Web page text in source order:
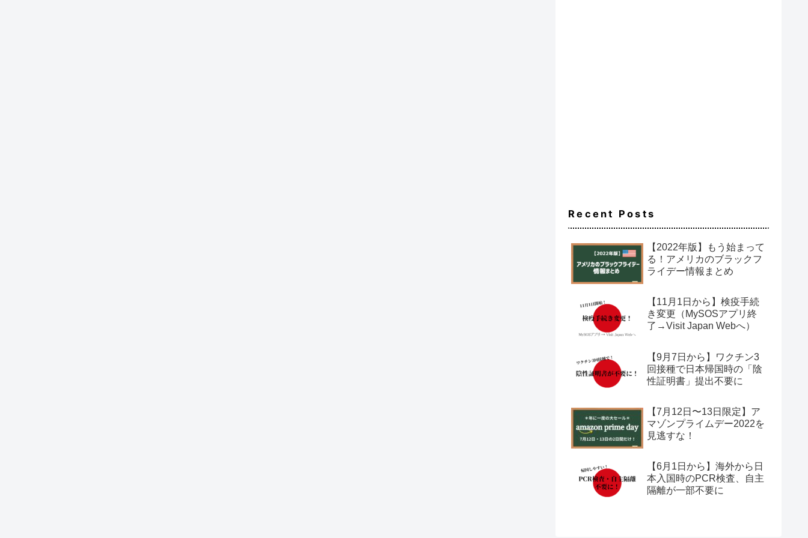
Recent Posts
【2022年版】もう始まって
る！アメリカのブラックフ
ライデー情報まとめ
【11月1日から】検疫手続
き変更（MySOSアプリ終
了→Visit Japan Webへ）
【9月7日から】ワクチン3
回接種で日本帰国時の「陰
性証明書」提出不要に
【7月12日〜13日限定】ア
マゾンプライムデー2022を
見逃すな！
【6月1日から】海外から日
本入国時のPCR検査、自主
隔離が一部不要に